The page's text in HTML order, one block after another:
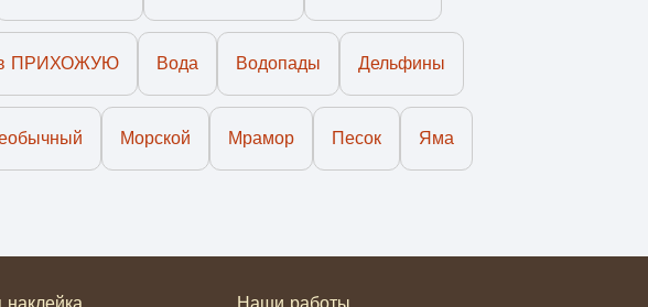
ПРИХОЖУЮ Вода Водопады Дельфины
Морской Мрамор Песок Яма